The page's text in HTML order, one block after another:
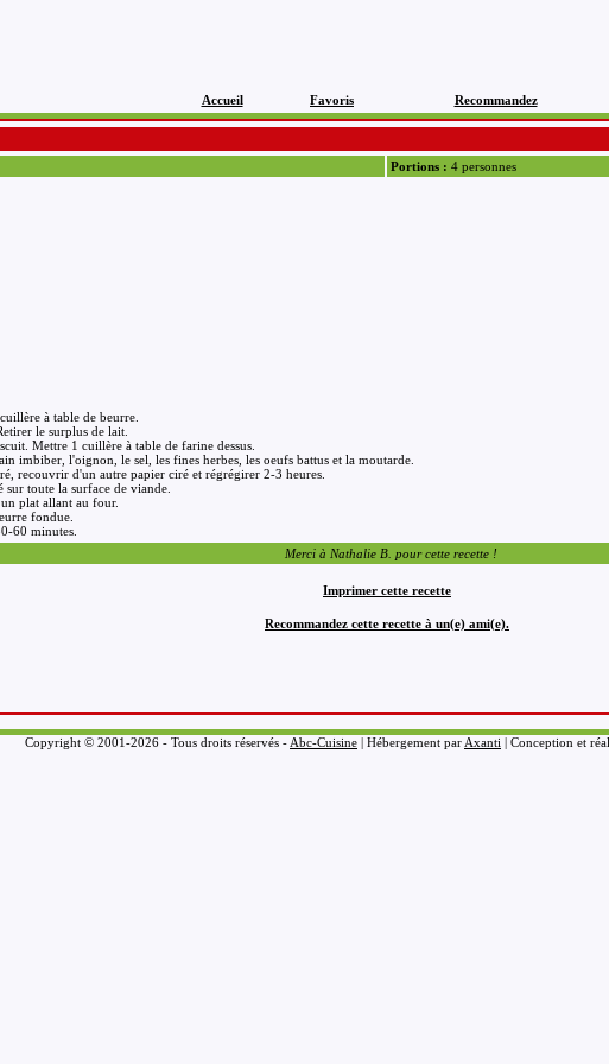
Accueil Favoris Recommandez
Portions : 4 personnes
à table de beurre.
le surplus de lait.
Mettre 1 cuillère à table de farine dessus.
imbiber, l'oignon, le sel, les fines herbes, les oeufs battus et la moutarde.
recouvrir d'un autre papier ciré et régrégirer 2-3 heures.
toute la surface de viande.
plat allant au four.
fondue.
60 minutes.
Merci à Nathalie B. pour cette recette !
Imprimer cette recette
Recommandez cette recette à un(e) ami(e).
Copyright © 2001-2026 - Tous droits réservés - Abc-Cuisine | Hébergement par Axanti | Conception et